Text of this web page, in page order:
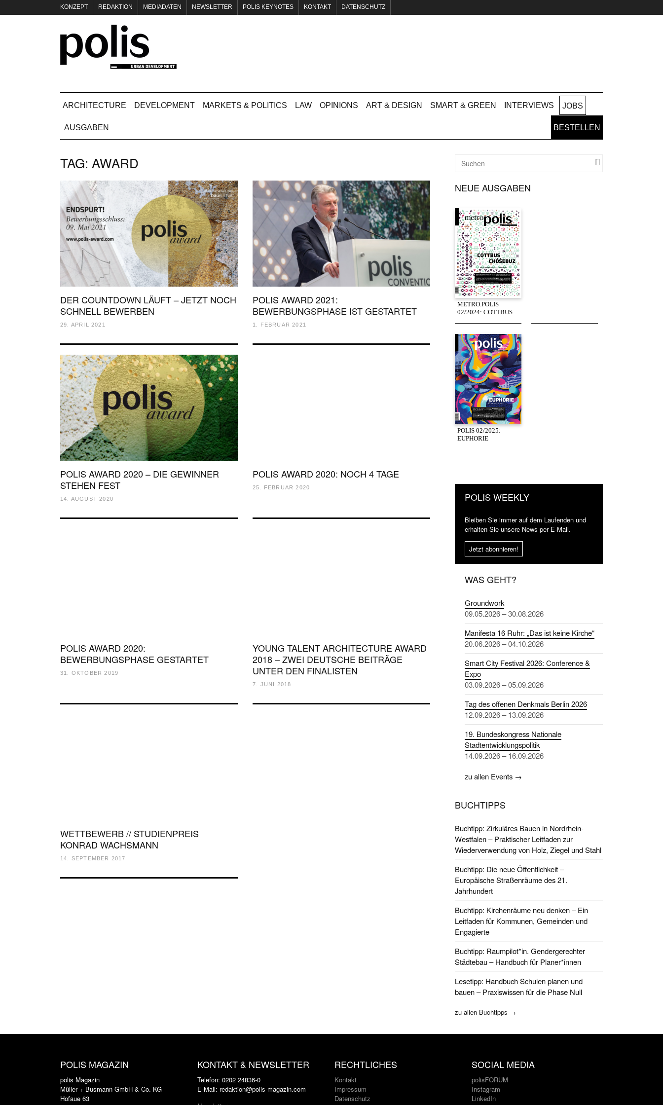
KONZEPT REDAKTION MEDIADATEN NEWSLETTER POLIS KEYNOTES KONTAKT DATENSCHUTZ
ARCHITECTURE DEVELOPMENT MARKETS & POLITICS LAW OPINIONS ART & DESIGN SMART & GREEN INTERVIEWS JOBS
AUSGABEN BESTELLEN
TAG: AWARD
DER COUNTDOWN LÄUFT – JETZT NOCH
SCHNELL BEWERBEN
29. APRIL 2021
POLIS AWARD 2021:
BEWERBUNGSPHASE IST GESTARTET
1. FEBRUAR 2021
POLIS AWARD 2020 – DIE GEWINNER
STEHEN FEST
14. AUGUST 2020
POLIS AWARD 2020: NOCH 4 TAGE
25. FEBRUAR 2020
POLIS AWARD 2020:
BEWERBUNGSPHASE GESTARTET
31. OKTOBER 2019
YOUNG TALENT ARCHITECTURE AWARD
2018 – ZWEI DEUTSCHE BEITRÄGE
UNTER DEN FINALISTEN
7. JUNI 2018
WETTBEWERB // STUDIENPREIS
KONRAD WACHSMANN
14. SEPTEMBER 2017
NEUE AUSGABEN
METRO.POLIS
02/2024: COTTBUS
POLIS 02/2025:
EUPHORIE
POLIS WEEKLY
Bleiben Sie immer auf dem Laufenden und
erhalten Sie unsere News per E-Mail.
Jetzt abonnieren!
WAS GEHT?
Groundwork
09.05.2026 – 30.08.2026
Manifesta 16 Ruhr: „Das ist keine Kirche“
20.06.2026 – 04.10.2026
Smart City Festival 2026: Conference &
Expo
03.09.2026 – 05.09.2026
Tag des offenen Denkmals Berlin 2026
12.09.2026 – 13.09.2026
19. Bundeskongress Nationale
Stadtentwicklungspolitik
14.09.2026 – 16.09.2026
zu allen Events →
BUCHTIPPS
Buchtipp: Zirkuläres Bauen in Nordrhein-
Westfalen – Praktischer Leitfaden zur
Wiederverwendung von Holz, Ziegel und Stahl
Buchtipp: Die neue Öffentlichkeit –
Europäische Straßenräume des 21.
Jahrhundert
Buchtipp: Kirchenräume neu denken – Ein
Leitfaden für Kommunen, Gemeinden und
Engagierte
Buchtipp: Raumpilot*in. Gendergerechter
Städtebau – Handbuch für Planer*innen
Lesetipp: Handbuch Schulen planen und
bauen – Praxiswissen für die Phase Null
zu allen Buchtipps →
POLIS MAGAZIN
polis Magazin
Müller + Busmann GmbH & Co. KG
Hofaue 63
KONTAKT & NEWSLETTER
Telefon: 0202 24836-0
E-Mail: redaktion@polis-magazin.com
RECHTLICHES
Kontakt
Impressum
Datenschutz
SOCIAL MEDIA
polisFORUM
Instagram
LinkedIn